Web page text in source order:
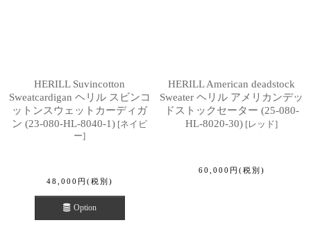
HERILL Suvincotton
Sweatcardigan ヘリル スビンコ
ットンスウェットカーディガ
ン (23-080-HL-8040-1) [ネイビ
ー]
48,000 円 (税別)
Option
HERILL American deadstock
Sweater ヘリル アメリカンデッ
ドストックセーター (25-080-
HL-8020-30) [レッド]
60,000 円 (税別)